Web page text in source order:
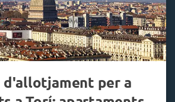
d'allotjament per a